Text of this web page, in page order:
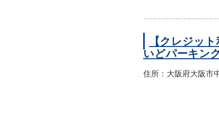
【クレジッ
いどパーキン
住所：大阪府大阪市